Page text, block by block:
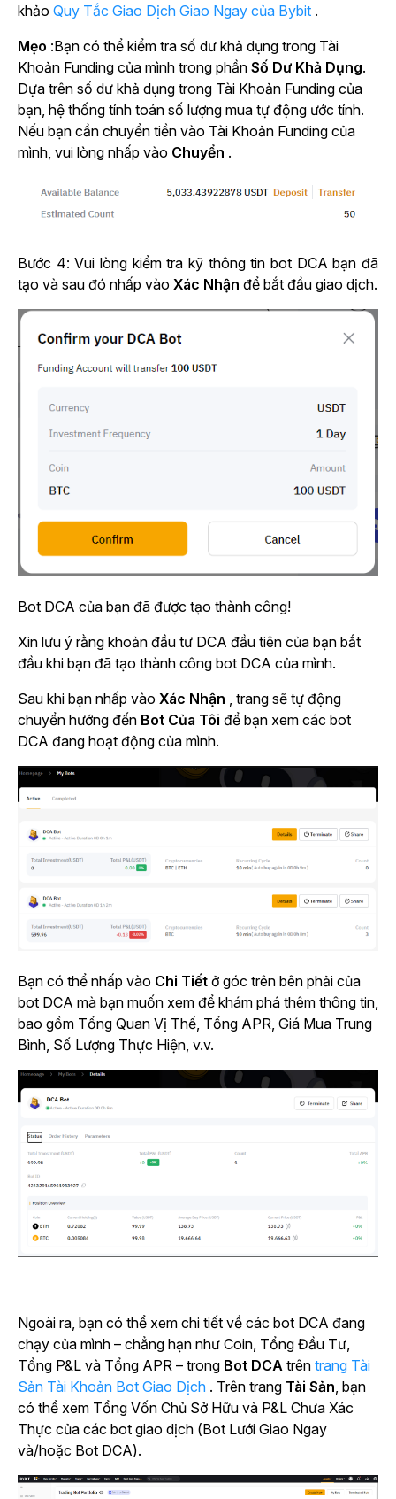
khảo Quy Tắc Giao Dịch Giao Ngay của Bybit .
Mẹo :Bạn có thể kiểm tra số dư khả dụng trong Tài
Khoản Funding của mình trong phần Số Dư Khả Dụng.
Dựa trên số dư khả dụng trong Tài Khoản Funding của
bạn, hệ thống tính toán số lượng mua tự động ước tính.
Nếu bạn cần chuyển tiền vào Tài Khoản Funding của
mình, vui lòng nhấp vào Chuyển .
Bước 4: Vui lòng kiểm tra kỹ thông tin bot DCA bạn đã
tạo và sau đó nhấp vào Xác Nhận để bắt đầu giao dịch.
Bot DCA của bạn đã được tạo thành công!
Xin lưu ý rằng khoản đầu tư DCA đầu tiên của bạn bắt
đầu khi bạn đã tạo thành công bot DCA của mình.
Sau khi bạn nhấp vào Xác Nhận , trang sẽ tự động
chuyển hướng đến Bot Của Tôi để bạn xem các bot
DCA đang hoạt động của mình.
Bạn có thể nhấp vào Chi Tiết ở góc trên bên phải của
bot DCA mà bạn muốn xem để khám phá thêm thông tin,
bao gồm Tổng Quan Vị Thế, Tổng APR, Giá Mua Trung
Bình, Số Lượng Thực Hiện, v.v.
Ngoài ra, bạn có thể xem chi tiết về các bot DCA đang
chạy của mình – chẳng hạn như Coin, Tổng Đầu Tư,
Tổng P&L và Tổng APR – trong Bot DCA trên trang Tài
Sản Tài Khoản Bot Giao Dịch . Trên trang Tài Sản , bạn
có thể xem Tổng Vốn Chủ Sở Hữu và P&L Chưa Xác
Thực của các bot giao dịch (Bot Lưới Giao Ngay
và/hoặc Bot DCA).